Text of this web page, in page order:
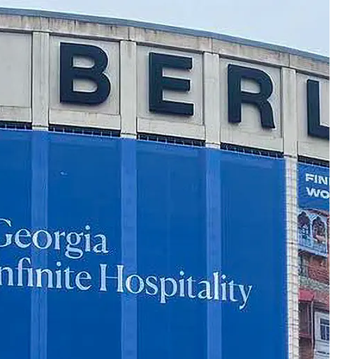
+381 12 638 613
Позови нас